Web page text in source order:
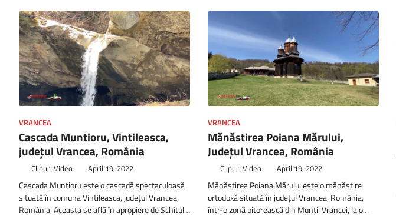
VRANCEA
Cascada Muntioru, Vintileasca,
județul Vrancea, România
Clipuri Video April 19, 2022
Cascada Muntioru este o cascadă spectaculoasă
situată în comuna Vintileasca, județul Vrancea,
România. Aceasta se află în apropiere de Schitul…
VRANCEA
Mănăstirea Poiana Mărului,
Județul Vrancea, România
Clipuri Video April 19, 2022
Mănăstirea Poiana Mărului este o mănăstire
ortodoxă situată în județul Vrancea, România,
într-o zonă pitorească din Munții Vrancei, la o…